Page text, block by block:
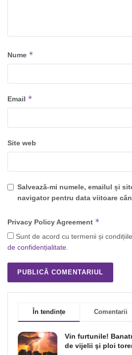
Nume *
Email *
Site web
Salvează-mi numele, emailul și
navigator pentru data viitoare
Privacy Policy Agreement *
Sunt de acord cu termenii și
de confidențialitate.
În tendințe Comentarii
Vin furtunile!
de vijelii şi ploi